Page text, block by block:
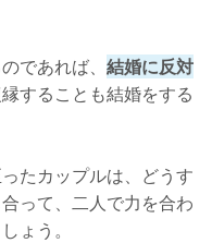
であれば、 結婚に反対
することも結婚をする
たカップルは、どうす
って、二人で力を合わ
ょう。